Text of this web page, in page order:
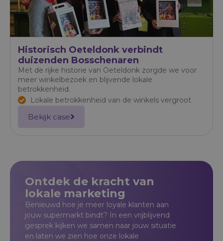
Historisch Oeteldonk verbindt
duizenden Bosschenaren
Met de rijke historie van Oeteldonk zorgde we voor
meer winkelbezoek en blijvende lokale
betrokkenheid.
Lokale betrokkenheid van de winkels vergroot
Bekijk case
Ontdek de kracht van
lokale marketing
Benieuwd hoe je meer loyale klanten aan
jouw supermarkt bindt? In een vrijblijvend
gesprek kijken we samen naar jouw situatie
en laten we zien hoe onze lokale